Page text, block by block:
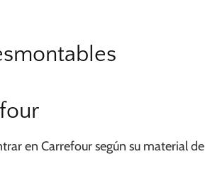
en Carrefour según su material de